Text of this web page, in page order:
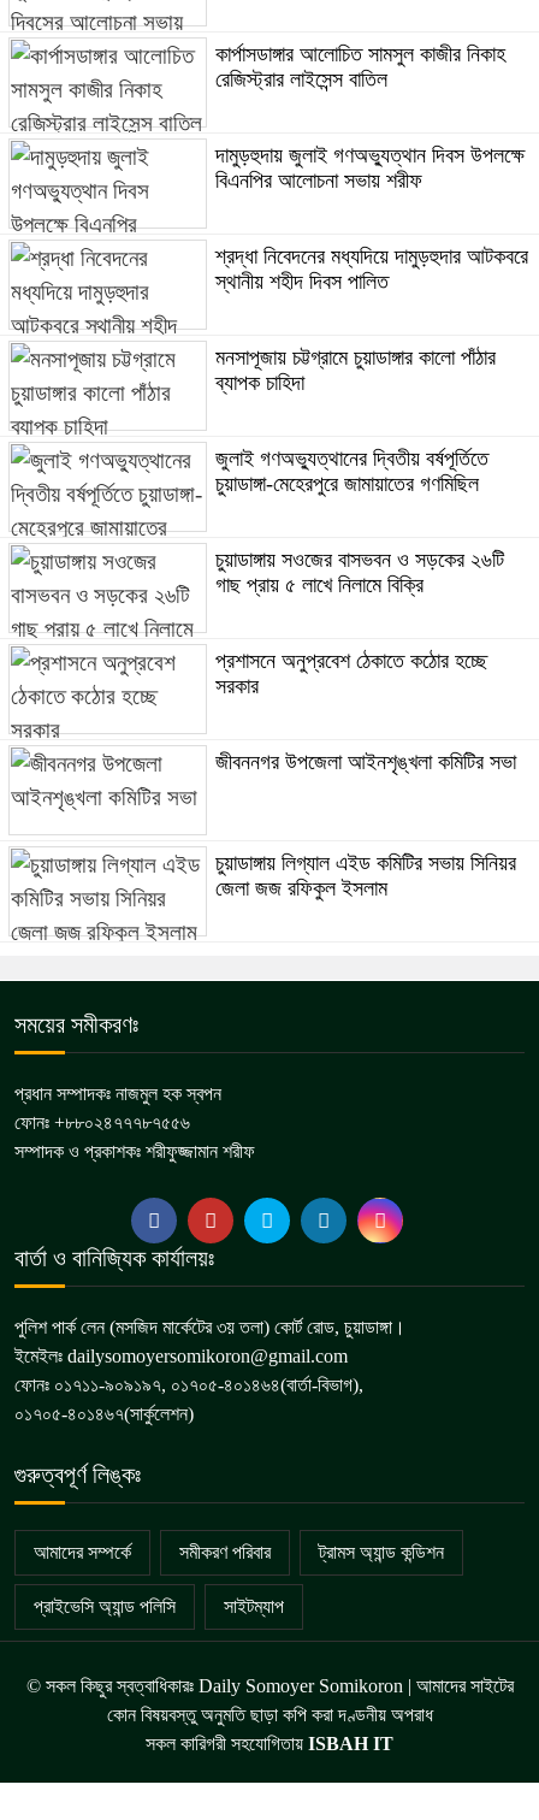
কার্পাসডাঙ্গার আলোচিত সামসুল কাজীর নিকাহ
রেজিস্ট্রার লাইসেন্স বাতিল
দামুড়হুদায় জুলাই গণঅভ্যুত্থান দিবস উপলক্ষে
বিএনপির আলোচনা সভায় শরীফ
শ্রদ্ধা নিবেদনের মধ্যদিয়ে দামুড়হুদার আটকবরে
স্থানীয় শহীদ দিবস পালিত
মনসাপূজায় চট্টগ্রামে চুয়াডাঙ্গার কালো পাঁঠার
ব্যাপক চাহিদা
জুলাই গণঅভ্যুত্থানের দ্বিতীয় বর্ষপূর্তিতে
চুয়াডাঙ্গা-মেহেরপুরে জামায়াতের গণমিছিল
চুয়াডাঙ্গায় সওজের বাসভবন ও সড়কের ২৬টি
গাছ প্রায় ৫ লাখে নিলামে বিক্রি
প্রশাসনে অনুপ্রবেশ ঠেকাতে কঠোর হচ্ছে
সরকার
জীবননগর উপজেলা আইনশৃঙ্খলা কমিটির সভা
চুয়াডাঙ্গায় লিগ্যাল এইড কমিটির সভায় সিনিয়র
জেলা জজ রফিকুল ইসলাম
সময়ের সমীকরণঃ
প্রধান সম্পাদকঃ নাজমুল হক স্বপন
ফোনঃ +৮৮০২৪৭৭৭৮৭৫৫৬
সম্পাদক ও প্রকাশকঃ শরীফুজ্জামান শরীফ
বার্তা ও বানিজ্যিক কার্যালয়ঃ
পুলিশ পার্ক লেন (মসজিদ মার্কেটের ৩য় তলা) কোর্ট রোড, চুয়াডাঙ্গা।
ইমেইলঃ dailysomoyersomikoron@gmail.com
ফোনঃ ০১৭১১-৯০৯১৯৭, ০১৭০৫-৪০১৪৬৪(বার্তা-বিভাগ),
০১৭০৫-৪০১৪৬৭(সার্কুলেশন)
গুরুত্বপূর্ণ লিঙ্কঃ
আমাদের সম্পর্কে সমীকরণ পরিবার ট্রামস অ্যান্ড কন্ডিশন
প্রাইভেসি অ্যান্ড পলিসি সাইটম্যাপ
© সকল কিছুর স্বত্বাধিকারঃ Daily Somoyer Somikoron | আমাদের সাইটের
কোন বিষয়বস্তু অনুমতি ছাড়া কপি করা দণ্ডনীয় অপরাধ
সকল কারিগরী সহযোগিতায় ISBAH IT